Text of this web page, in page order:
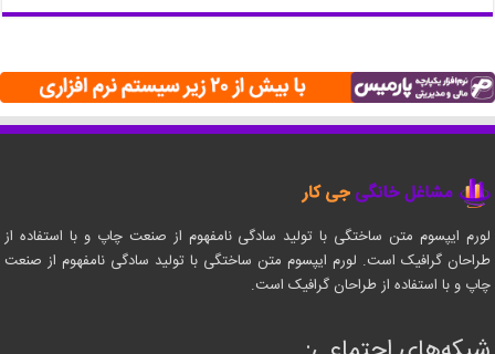
لورم ایپسوم متن ساختگی با تولید سادگی نامفهوم از صنعت چاپ و با استفاده از
طراحان گرافیک است. لورم ایپسوم متن ساختگی با تولید سادگی نامفهوم از صنعت
چاپ و با استفاده از طراحان گرافیک است.